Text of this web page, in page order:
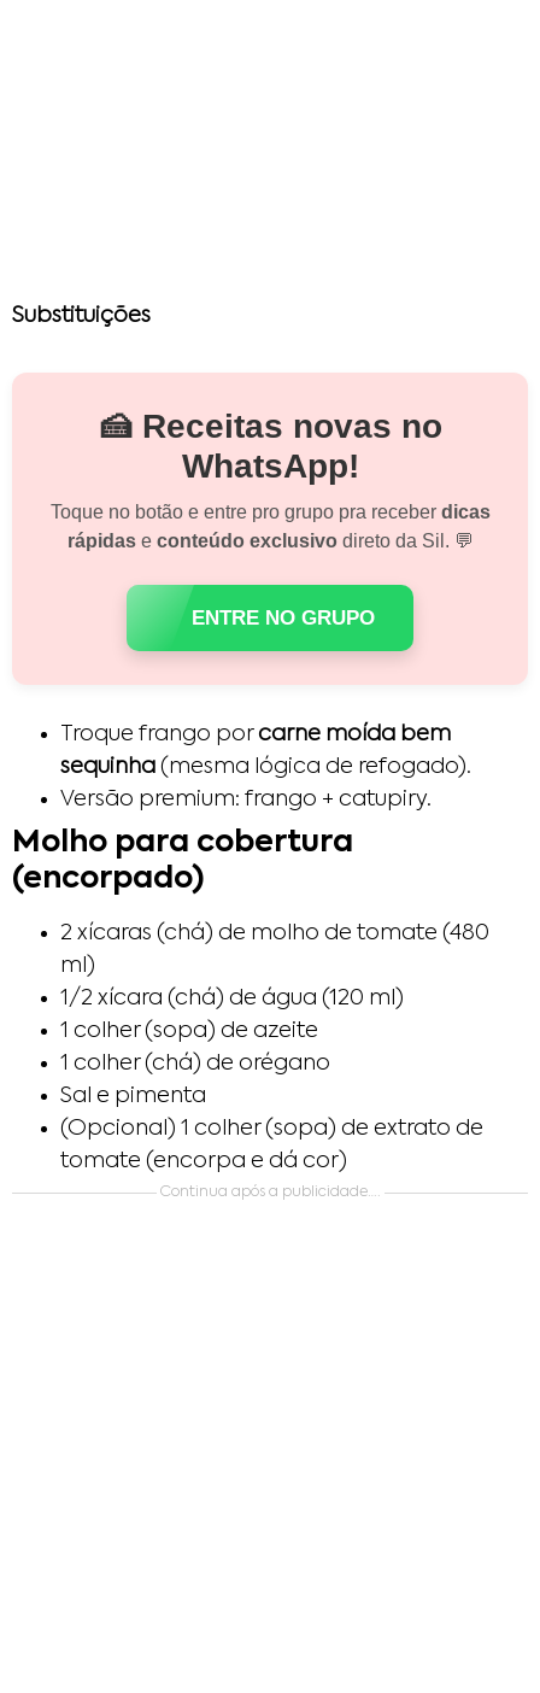
Substituições
🍰 Receitas novas no
WhatsApp!
Toque no botão e entre pro grupo pra receber dicas
rápidase conteúdo exclusivodireto da Sil. 💬
ENTRE NO GRUPO
Troque frango porcarne moída bem
sequinha (mesma lógica de refogado).
Versão premium: frango + catupiry.
Molho para cobertura
(encorpado)
2 xícaras (chá) de molho de tomate (480
ml)
1/2 xícara (chá) de água (120 ml)
1 colher (sopa) de azeite
1 colher (chá) de orégano
Sal e pimenta
(Opcional) 1 colher (sopa) de extrato de
tomate (encorpa e dá cor)
Continua após a publicidade….